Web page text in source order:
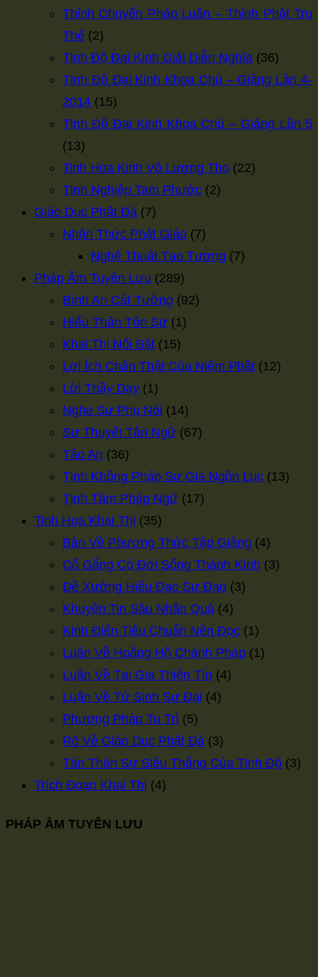
Thỉnh Chuyển Pháp Luân – Thỉnh Phật Trụ
Thế (2)
Tịnh Độ Đại Kinh Giải Diễn Nghĩa (36)
Tịnh Độ Đại Kinh Khoa Chú – Giảng Lần 4-
2014 (15)
Tịnh Độ Đại Kinh Khoa Chú – Giảng Lần 5
(13)
Tinh Hoa Kinh Vô Lượng Thọ (22)
Tịnh Nghiệp Tam Phước (2)
Giáo Dục Phật Đà (7)
Nhận Thức Phật Giáo (7)
Nghệ Thuật Tạo Tượng (7)
Pháp Âm Tuyên Lưu (289)
Bình An Cát Tường (92)
Hiếu Thân Tôn Sư (1)
Khai Thị Nổi Bật (15)
Lợi Ích Chân Thật Của Niệm Phật (12)
Lời Thầy Dạy (1)
Nghe Sư Phụ Nói (14)
Sư Thuyết Tân Ngữ (67)
Tảo An (36)
Tịnh Không Pháp Sư Gia Ngôn Lục (13)
Tịnh Tâm Pháp Ngữ (17)
Tinh Hoa Khai Thị (35)
Bàn Về Phương Thức Tập Giảng (4)
Cố Gắng Có Đời Sống Thành Kính (3)
Đề Xướng Hiếu Đạo Sư Đạo (3)
Khuyên Tin Sâu Nhân Quả (4)
Kinh Điển Tiêu Chuẩn Nên Đọc (1)
Luận Về Hoằng Hộ Chánh Pháp (1)
Luận Về Tại Gia Thiện Tín (4)
Luận Về Tử Sinh Sự Đại (4)
Phương Pháp Tu Trì (5)
Rõ Về Giáo Dục Phật Đà (3)
Tán Thán Sự Siêu Thắng Của Tịnh Độ (3)
Trích Đoạn Khai Thị (4)
PHÁP ÂM TUYÊN LƯU